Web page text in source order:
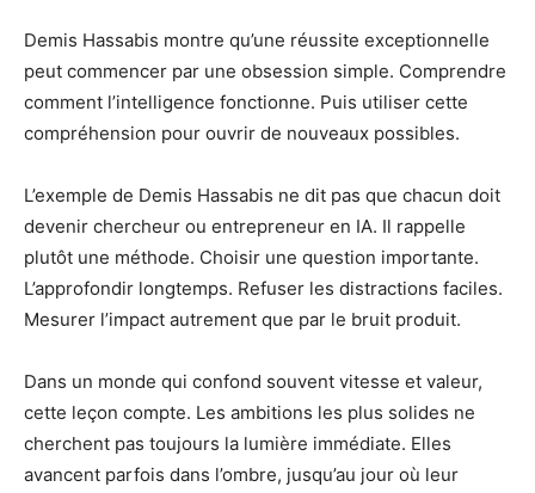
Demis Hassabis montre qu’une réussite exceptionnelle
peut commencer par une obsession simple. Comprendre
comment l’intelligence fonctionne. Puis utiliser cette
compréhension pour ouvrir de nouveaux possibles.
L’exemple de Demis Hassabis ne dit pas que chacun doit
devenir chercheur ou entrepreneur en IA. Il rappelle
plutôt une méthode. Choisir une question importante.
L’approfondir longtemps. Refuser les distractions faciles.
Mesurer l’impact autrement que par le bruit produit.
Dans un monde qui confond souvent vitesse et valeur,
cette leçon compte. Les ambitions les plus solides ne
cherchent pas toujours la lumière immédiate. Elles
avancent parfois dans l’ombre, jusqu’au jour où leur